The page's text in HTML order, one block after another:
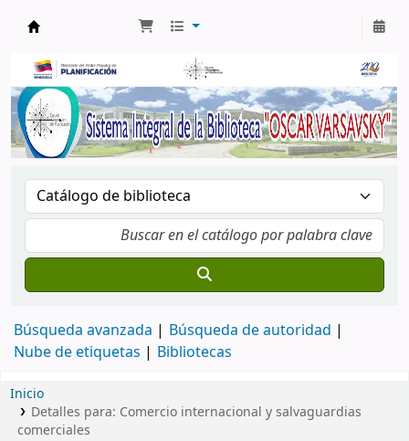
Búsqueda avanzada
Búsqueda de autoridad
Nube de etiquetas
Bibliotecas
Inicio
Detalles para: Comercio internacional y salvaguardias
comerciales